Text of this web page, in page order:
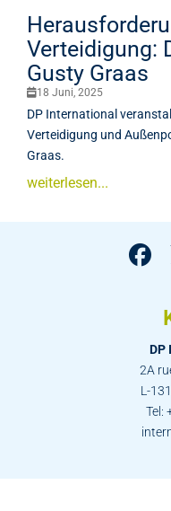
Verteidigung:
Gusty Graas
18 Juni, 2025
DP International
Verteidigung und
Graas.
weiterlesen...
DP
2A
L-
Tel: